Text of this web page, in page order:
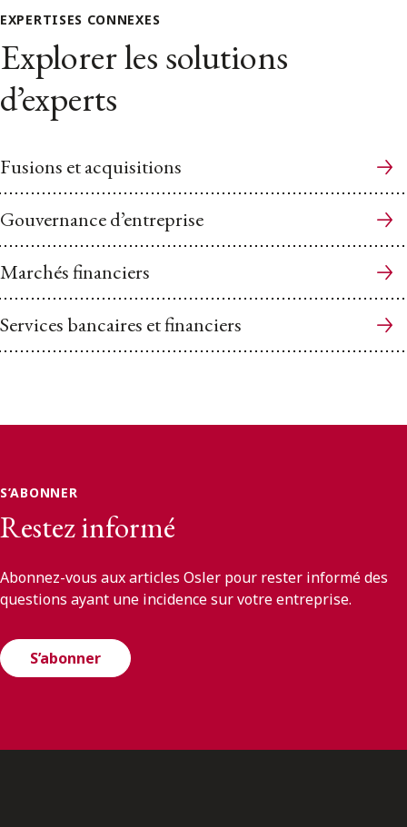
EXPERTISES CONNEXES
Explorer les solutions
d’experts
Fusions et acquisitions
Gouvernance d’entreprise
Marchés financiers
Services bancaires et financiers
S’ABONNER
Restez informé
Abonnez-vous aux articles Osler pour rester informé des
questions ayant une incidence sur votre entreprise.
S’abonner